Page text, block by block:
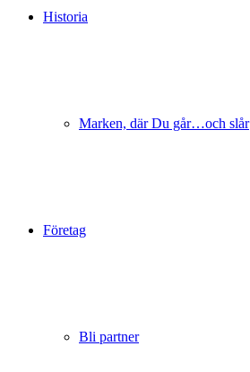
Historia
Marken, där Du går…och slår
Företag
Bli partner